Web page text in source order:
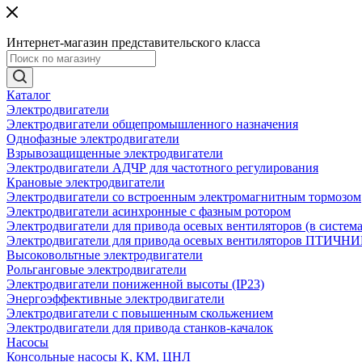
Интернет-магазин представительского класса
Каталог
Электродвигатели
Электродвигатели общепромышленного назначения
Однофазные электродвигатели
Взрывозащищенные электродвигатели
Электродвигатели АДЧР для частотного регулирования
Крановые электродвигатели
Электродвигатели со встроенным электромагнитным тормозом
Электродвигатели асинхронные с фазным ротором
Электродвигатели для привода осевых вентиляторов (в
Электродвигатели для привода осевых вентиляторов
Высоковольтные электродвигатели
Рольганговые электродвигатели
Электродвигатели пониженной высоты (IP23)
Энергоэффективные электродвигатели
Электродвигатели с повышенным скольжением
Электродвигатели для привода станков-качалок
Насосы
Консольные насосы К, КМ, ЦНЛ